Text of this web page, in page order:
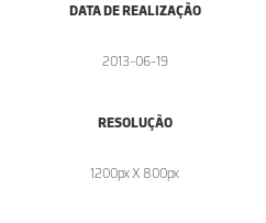
DATA DE REALIZAÇÃO
2013-06-19
RESOLUÇÃO
1200px X 800px